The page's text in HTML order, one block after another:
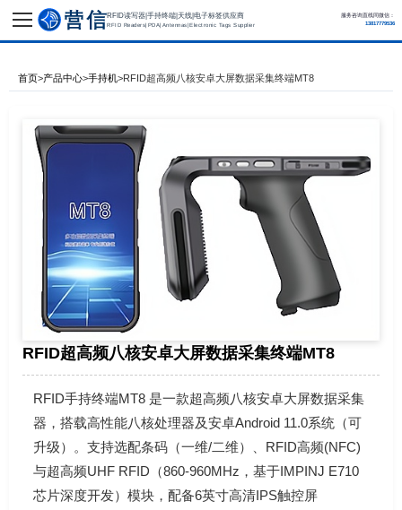
RFID读写器|手持终端|天线|电子标签供应商
RFID Readers|PDA|Antennas|Electronic Tags Supplier
服务咨询直线同微信：
13817779536
首页>产品中心>手持机>RFID超高频八核安卓大屏数据采集终端MT8
RFID超高频八核安卓大屏数据采集终端MT8
RFID手持终端MT8 是一款超高频八核安卓大屏数据采集
器，搭载高性能八核处理器及安卓Android 11.0系统（可
升级）。支持选配条码（一维/二维）、RFID高频(NFC)
与超高频UHF RFID（860-960MHz，基于IMPINJ E710
芯片深度开发）模块，配备6英寸高清IPS触控屏